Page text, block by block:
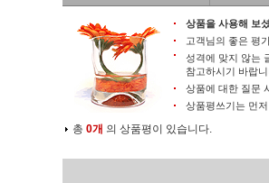
상품을 사용해 보
고객님의 좋은 평
성격에 맞지 않는
참고하시기 바랍
상품에 대한 질문
상품평쓰기는 먼
총 0개 의 상품평이 있습니다.